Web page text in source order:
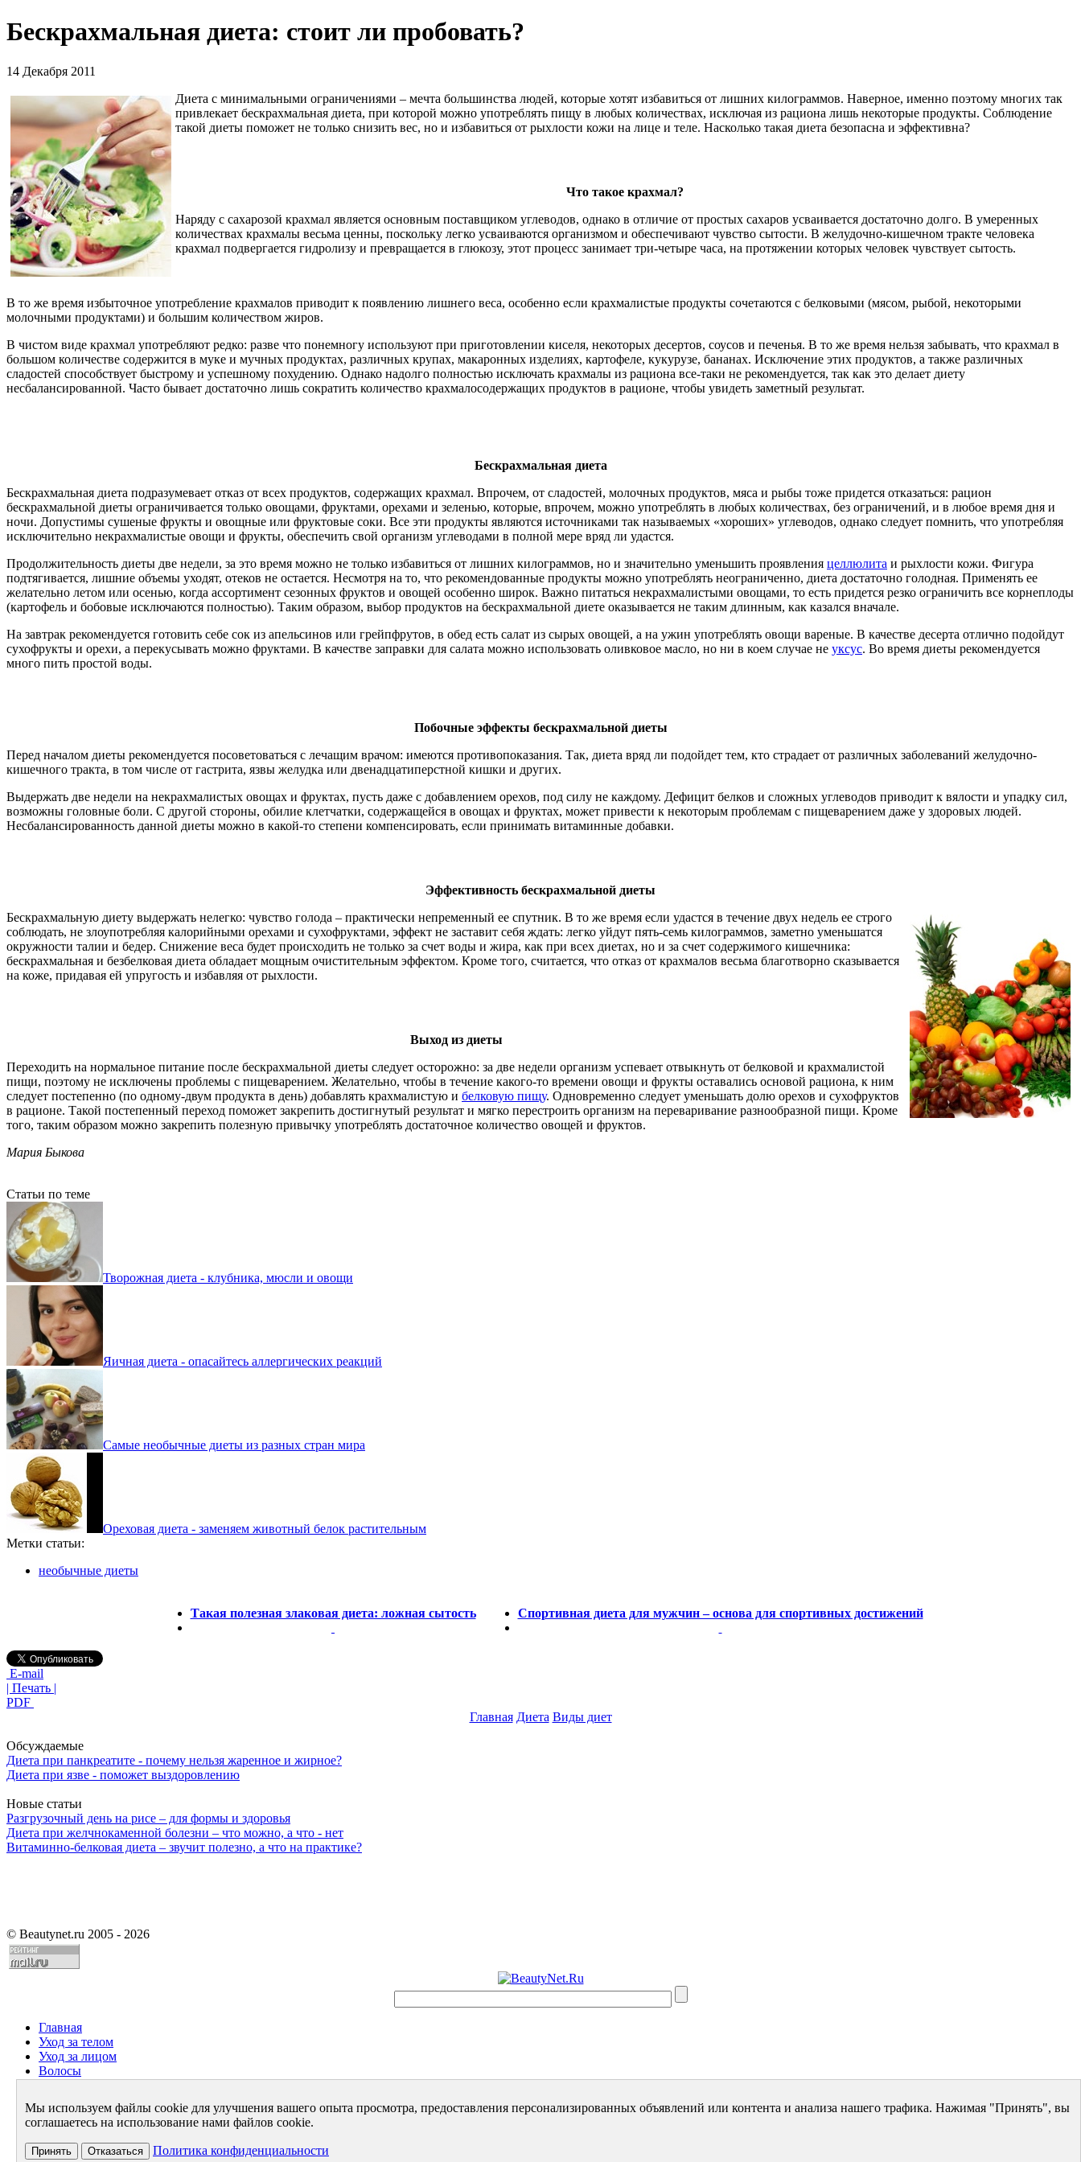
Бескрахмальная диета: стоит ли пробовать?
14 Декабря 2011
Диета с минимальными ограничениями – мечта большинства людей, которые хотят избавиться от лишних килограммов. Наверное, именно поэтому многих так
привлекает бескрахмальная диета, при которой можно употреблять пищу в любых количествах, исключая из рациона лишь некоторые продукты. Соблюдение
такой диеты поможет не только снизить вес, но и избавиться от рыхлости кожи на лице и теле. Насколько такая диета безопасна и эффективна?
Что такое крахмал?
Наряду с сахарозой крахмал является основным поставщиком углеводов, однако в отличие от простых сахаров усваивается достаточно долго. В умеренных
количествах крахмалы весьма ценны, поскольку легко усваиваются организмом и обеспечивают чувство сытости. В желудочно-кишечном тракте человека
крахмал подвергается гидролизу и превращается в глюкозу, этот процесс занимает три-четыре часа, на протяжении которых человек чувствует сытость.
В то же время избыточное употребление крахмалов приводит к появлению лишнего веса, особенно если крахмалистые продукты сочетаются с белковыми (мясом, рыбой, некоторыми
молочными продуктами) и большим количеством жиров.
В чистом виде крахмал употребляют редко: разве что понемногу используют при приготовлении киселя, некоторых десертов, соусов и печенья. В то же время нельзя забывать, что крахмал в
большом количестве содержится в муке и мучных продуктах, различных крупах, макаронных изделиях, картофеле, кукурузе, бананах. Исключение этих продуктов, а также различных
сладостей способствует быстрому и успешному похудению. Однако надолго полностью исключать крахмалы из рациона все-таки не рекомендуется, так как это делает диету
несбалансированной. Часто бывает достаточно лишь сократить количество крахмалосодержащих продуктов в рационе, чтобы увидеть заметный результат.
Бескрахмальная диета
Бескрахмальная диета подразумевает отказ от всех продуктов, содержащих крахмал. Впрочем, от сладостей, молочных продуктов, мяса и рыбы тоже придется отказаться: рацион
бескрахмальной диеты ограничивается только овощами, фруктами, орехами и зеленью, которые, впрочем, можно употреблять в любых количествах, без ограничений, и в любое время дня и
ночи. Допустимы сушеные фрукты и овощные или фруктовые соки. Все эти продукты являются источниками так называемых «хороших» углеводов, однако следует помнить, что употребляя
исключительно некрахмалистые овощи и фрукты, обеспечить свой организм углеводами в полной мере вряд ли удастся.
Продолжительность диеты две недели, за это время можно не только избавиться от лишних килограммов, но и значительно уменьшить проявления целлюлита и рыхлости кожи. Фигура
подтягивается, лишние объемы уходят, отеков не остается. Несмотря на то, что рекомендованные продукты можно употреблять неограниченно, диета достаточно голодная. Применять ее
желательно летом или осенью, когда ассортимент сезонных фруктов и овощей особенно широк. Важно питаться некрахмалистыми овощами, то есть придется резко ограничить все корнеплоды
(картофель и бобовые исключаются полностью). Таким образом, выбор продуктов на бескрахмальной диете оказывается не таким длинным, как казался вначале.
На завтрак рекомендуется готовить себе сок из апельсинов или грейпфрутов, в обед есть салат из сырых овощей, а на ужин употреблять овощи вареные. В качестве десерта отлично подойдут
сухофрукты и орехи, а перекусывать можно фруктами. В качестве заправки для салата можно использовать оливковое масло, но ни в коем случае не уксус. Во время диеты рекомендуется
много пить простой воды.
Побочные эффекты бескрахмальной диеты
Перед началом диеты рекомендуется посоветоваться с лечащим врачом: имеются противопоказания. Так, диета вряд ли подойдет тем, кто страдает от различных заболеваний желудочно-
кишечного тракта, в том числе от гастрита, язвы желудка или двенадцатиперстной кишки и других.
Выдержать две недели на некрахмалистых овощах и фруктах, пусть даже с добавлением орехов, под силу не каждому. Дефицит белков и сложных углеводов приводит к вялости и упадку сил,
возможны головные боли. С другой стороны, обилие клетчатки, содержащейся в овощах и фруктах, может привести к некоторым проблемам с пищеварением даже у здоровых людей.
Несбалансированность данной диеты можно в какой-то степени компенсировать, если принимать витаминные добавки.
Эффективность бескрахмальной диеты
Бескрахмальную диету выдержать нелегко: чувство голода – практически непременный ее спутник. В то же время если удастся в течение двух недель ее строго
соблюдать, не злоупотребляя калорийными орехами и сухофруктами, эффект не заставит себя ждать: легко уйдут пять-семь килограммов, заметно уменьшатся
окружности талии и бедер. Снижение веса будет происходить не только за счет воды и жира, как при всех диетах, но и за счет содержимого кишечника:
бескрахмальная и безбелковая диета обладает мощным очистительным эффектом. Кроме того, считается, что отказ от крахмалов весьма благотворно сказывается
на коже, придавая ей упругость и избавляя от рыхлости.
Выход из диеты
Переходить на нормальное питание после бескрахмальной диеты следует осторожно: за две недели организм успевает отвыкнуть от белковой и крахмалистой
пищи, поэтому не исключены проблемы с пищеварением. Желательно, чтобы в течение какого-то времени овощи и фрукты оставались основой рациона, к ним
следует постепенно (по одному-двум продукта в день) добавлять крахмалистую и белковую пищу. Одновременно следует уменьшать долю орехов и сухофруктов
в рационе. Такой постепенный переход поможет закрепить достигнутый результат и мягко перестроить организм на переваривание разнообразной пищи. Кроме
того, таким образом можно закрепить полезную привычку употреблять достаточное количество овощей и фруктов.
Мария Быкова
Статьи по теме
Творожная диета - клубника, мюсли и овощи
Яичная диета - опасайтесь аллергических реакций
Самые необычные диеты из разных стран мира
Ореховая диета - заменяем животный белок растительным
Метки статьи:
необычные диеты
Такая полезная злаковая диета: ложная сытость Спортивная диета для мужчин – основа для спортивных достижений
E-mail
| Печать |
PDF
Главная Диета Виды диет
Обсуждаемые
Диета при панкреатите - почему нельзя жаренное и жирное?
Диета при язве - поможет выздоровлению
Новые статьи
Разгрузочный день на рисе – для формы и здоровья
Диета при желчнокаменной болезни – что можно, а что - нет
Витаминно-белковая диета – звучит полезно, а что на практике?
© Beautynet.ru 2005 - 2026
Главная
Уход за телом
Уход за лицом
Волосы
Диета
Стиль и имидж
Архив
Мы используем файлы cookie для улучшения вашего опыта просмотра, предоставления персонализированных объявлений или контента и анализа нашего трафика. Нажимая "Принять", вы
соглашаетесь на использование нами файлов cookie.
Принять Отказаться Политика конфиденциальности